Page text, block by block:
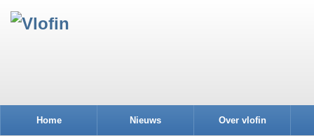
Home Nieuws Over vlofin